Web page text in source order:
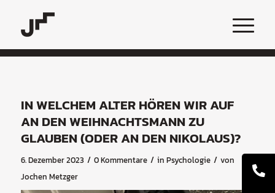
IN WELCHEM ALTER HÖREN WIR AUF
AN DEN WEIHNACHTSMANN ZU
GLAUBEN (ODER AN DEN NIKOLAUS)?
6. Dezember 2023 / 0 Kommentare / in Psychologie / von
Jochen Metzger